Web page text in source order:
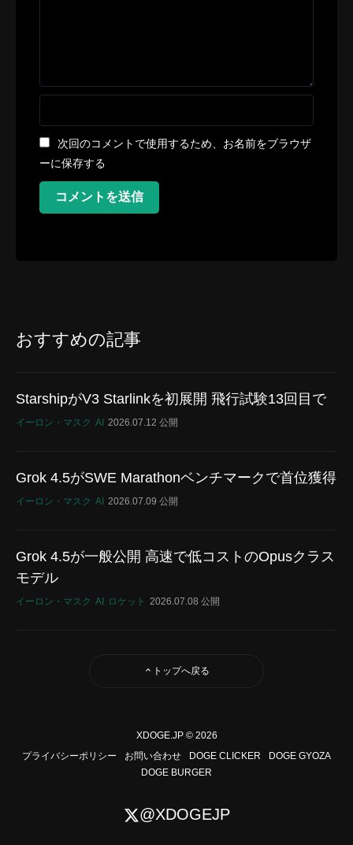
次回のコメントで使用するため、お名前をブラウザ
ーに保存する
コメントを送信
おすすめの記事
StarshipがV3 Starlinkを初展開 飛行試験13回目で
イーロン・マスク AI 2026.07.12 公開
Grok 4.5がSWE Marathonベンチマークで首位獲得
イーロン・マスク AI 2026.07.09 公開
Grok 4.5が一般公開 高速で低コストのOpusクラス
モデル
イーロン・マスク AI ロケット 2026.07.08 公開
トップへ戻る
XDOGE.JP © 2026
プライバシーポリシー
お問い合わせ DOGE CLICKER
DOGE GYOZA
DOGE BURGER
@XDOGEJP